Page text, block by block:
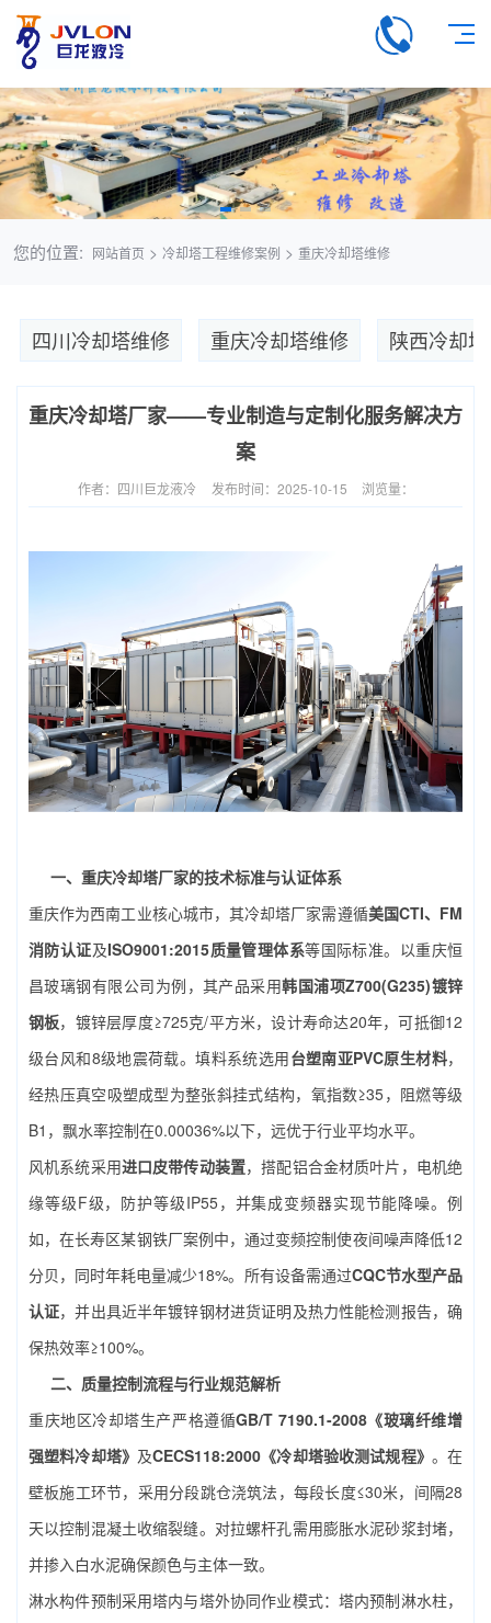
您的位置: 网站首页 > 冷却塔工程维修案例 > 重庆冷却塔维修
四川冷却塔维修 重庆冷却塔维修 陕西冷却
重庆冷却塔厂家——专业制造与定制化服务解决方
案
作者：四川巨龙液冷 发布时间：2025-10-15 浏览量：
一、重庆冷却塔厂家的技术标准与认证体系
重庆作为西南工业核心城市，其冷却塔厂家需遵循美国CTI、FM
消防认证及ISO9001:2015质量管理体系等国际标准。以重庆恒
昌玻璃钢有限公司为例，其产品采用韩国浦项Z700(G235)镀锌
钢板，镀锌层厚度≥725克/平方米，设计寿命达20年，可抵御12
级台风和8级地震荷载。填料系统选用台塑南亚PVC原生材料，
经热压真空吸塑成型为整张斜挂式结构，氧指数≥35，阻燃等级
B1，飘水率控制在0.00036%以下，远优于行业平均水平。
风机系统采用进口皮带传动装置，搭配铝合金材质叶片，电机绝
缘等级F级，防护等级IP55，并集成变频器实现节能降噪。例
如，在长寿区某钢铁厂案例中，通过变频控制使夜间噪声降低12
分贝，同时年耗电量减少18%。所有设备需通过CQC节水型产品
认证，并出具近半年镀锌钢材进货证明及热力性能检测报告，确
保热效率≥100%。
二、质量控制流程与行业规范解析
重庆地区冷却塔生产严格遵循GB/T 7190.1-2008《玻璃纤维增
强塑料冷却塔》 及CECS118:2000《冷却塔验收测试规程》 。在
壁板施工环节，采用分段跳仓浇筑法，每段长度≤30米，间隔28
天以控制混凝土收缩裂缝。对拉螺杆孔需用膨胀水泥砂浆封堵，
并掺入白水泥确保颜色与主体一致。
淋水构件预制采用塔内与塔外协同作业模式：塔内预制淋水柱，